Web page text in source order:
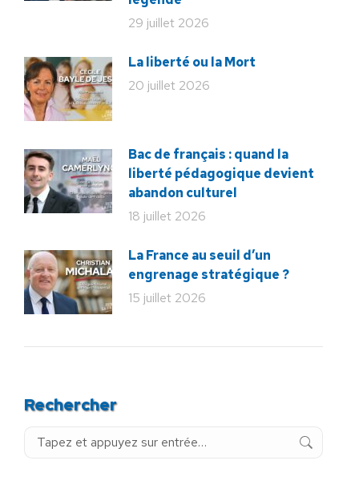
29 juillet 2026
La liberté ou la Mort
20 juillet 2026
Bac de français : quand la
liberté pédagogique devient
abandon culturel
18 juillet 2026
La France au seuil d’un
engrenage stratégique ?
15 juillet 2026
Rechercher
Recherche